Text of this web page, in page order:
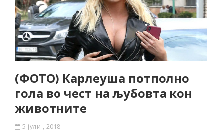
(ФОТО) Карлеуша потполно
гола во чест на љубовта кон
животните
5 јули , 2018